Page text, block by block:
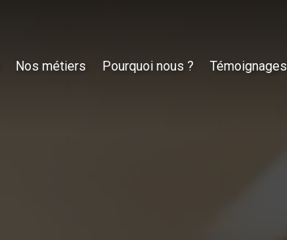
Nos métiers Pourquoi nous ? Témoignages